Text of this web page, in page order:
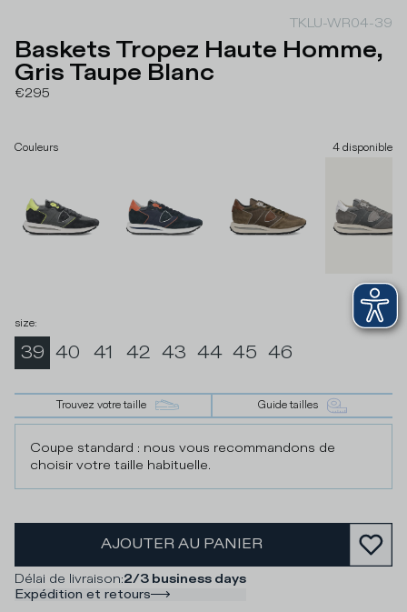
TKLU-WR04-39
Baskets Tropez Haute Homme,
Gris Taupe Blanc
€295
Couleurs 4 disponible
size:
39 40 41 42 43 44 45 46
Trouvez votre taille Guide tailles
Coupe standard : nous vous recommandons de
choisir votre taille habituelle.
AJOUTER AU PANIER
Délai de livraison:2/3 business days
Expédition et retours